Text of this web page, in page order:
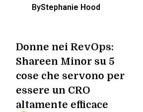
ByStephanie Hood
Donne nei RevOps:
Shareen Minor su 5
cose che servono per
essere un CRO
altamente efficace